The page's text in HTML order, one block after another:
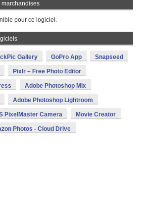
marchandises
pour ce logiciel.
Gallery GoPro App Snapseed
Pixlr – Free Photo Editor
Adobe Photoshop Mix
Adobe Photoshop Lightroom
PixelMaster Camera Movie Creator
Photos - Cloud Drive